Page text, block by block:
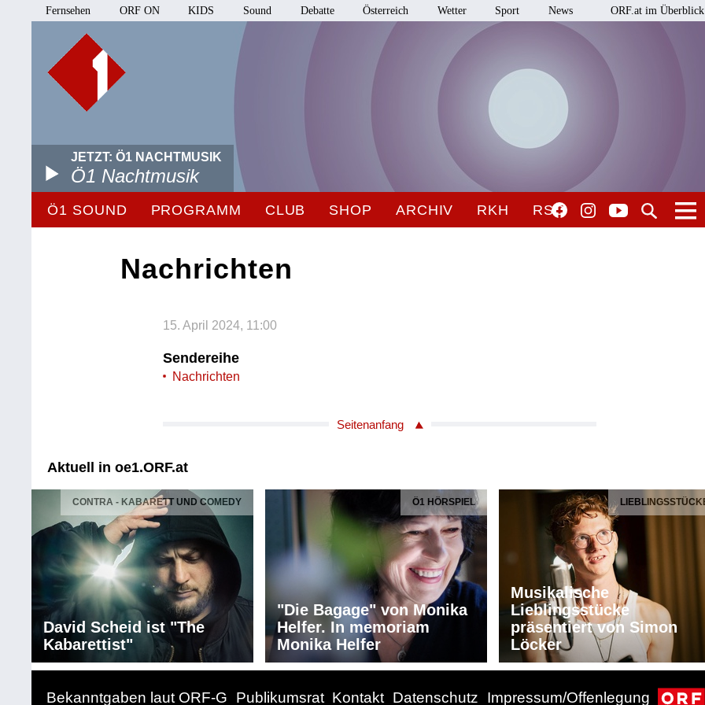
Fernsehen ORF ON KIDS Sound Debatte Österreich Wetter Sport News ORF.at im Überblick
JETZT: Ö1 NACHTMUSIK
Ö1 Nachtmusik
Ö1 SOUND PROGRAMM CLUB SHOP ARCHIV RKH RSO
Nachrichten
15. April 2024, 11:00
Sendereihe
Nachrichten
Seitenanfang
Aktuell in oe1.ORF.at
CONTRA - KABARETT UND COMEDY
David Scheid ist "The
Kabarettist"
Ö1 HÖRSPIEL
"Die Bagage" von Monika
Helfer. In memoriam
Monika Helfer
Musikalische
Lieblingsstücke
präsentiert von Simon
Löcker
Bekanntgaben laut ORF-G Publikumsrat Kontakt Datenschutz Impressum/Offenlegung